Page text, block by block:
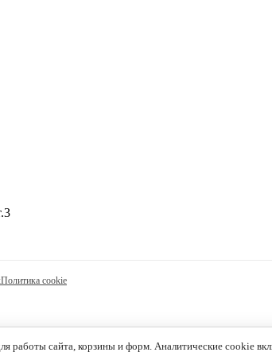
Политика cookie
работы сайта, корзины и форм. Аналитические cookie